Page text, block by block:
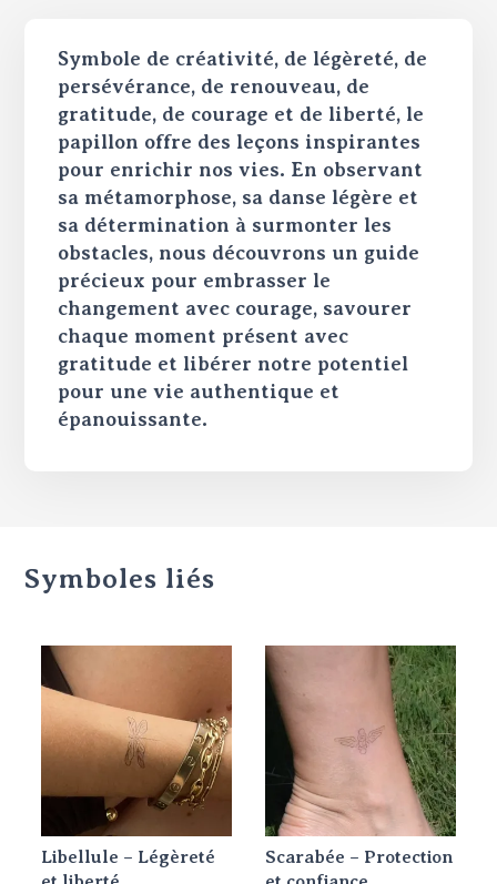
Symbole de créativité, de légèreté, de
persévérance, de renouveau, de
gratitude, de courage et de liberté, le
papillon offre des leçons inspirantes
pour enrichir nos vies. En observant
sa métamorphose, sa danse légère et
sa détermination à surmonter les
obstacles, nous découvrons un guide
précieux pour embrasser le
changement avec courage, savourer
chaque moment présent avec
gratitude et libérer notre potentiel
pour une vie authentique et
épanouissante.
Symboles liés
Libellule – Légèreté
Scarabée – Protection